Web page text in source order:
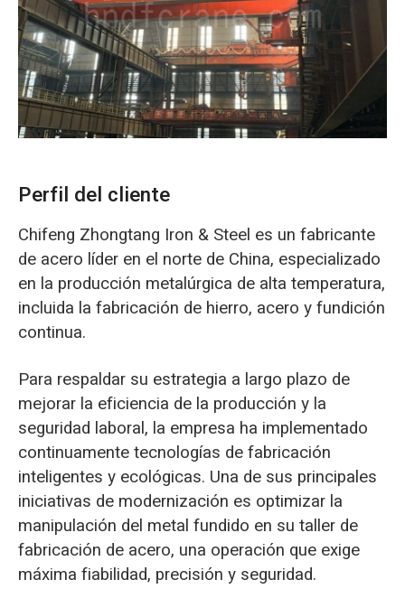
Perfil del cliente
Chifeng Zhongtang Iron & Steel es un fabricante
de acero líder en el norte de China, especializado
en la producción metalúrgica de alta temperatura,
incluida la fabricación de hierro, acero y fundición
continua.
Para respaldar su estrategia a largo plazo de
mejorar la eficiencia de la producción y la
seguridad laboral, la empresa ha implementado
continuamente tecnologías de fabricación
inteligentes y ecológicas. Una de sus principales
iniciativas de modernización es optimizar la
manipulación del metal fundido en su taller de
fabricación de acero, una operación que exige
máxima fiabilidad, precisión y seguridad.